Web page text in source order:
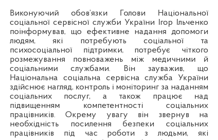
Виконуючий обов’язки Голови Національної
соціальної сервісної служби України Ігор Ільченко
поінформував, що ефективне надання допомоги
людям, які потребують соціальної та
психосоціальної підтримки, потребує чіткого
розмежування повноважень між медичними й
соціальними службами. Він зауважив, що
Національна соціальна сервісна служба України
здійснює нагляд, контроль і моніторинг за наданням
соціальних послуг, а також працює над
підвищенням компетентності соціальних
працівників. Окрему увагу він звернув на
необхідність посилення безпеки соціальних
працівників під час роботи з людьми, які